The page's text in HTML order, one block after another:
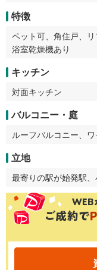
特徴
ペット可、角住戸、
浴室乾燥機あり
キッチン
対面キッチン
バルコニー・庭
ルーフバルコニー、
立地
最寄りの駅が始発駅